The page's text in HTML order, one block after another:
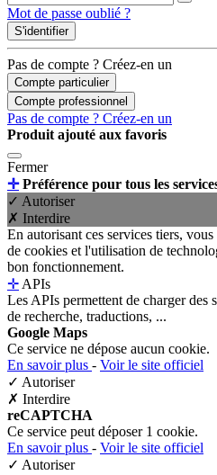
Mot de passe oublié ?
S'identifier
Pas de compte ? Créez-en un
Compte particulier
Compte professionnel
Pas de compte ? Créez-en un
Produit ajouté aux favoris
Fermer
✛Préférence pour tous les
✓ Autoriser
✗ Interdire
En autorisant ces services tiers,
de cookies et l'utilisation de
bon fonctionnement.
✛APIs
Les APIs permettent de charger des
de recherche, traductions, ...
Google Maps
Ce service ne dépose aucun cookie.
En savoir plus - Voir le site officiel
✓ Autoriser
✗ Interdire
reCAPTCHA
Ce service peut déposer 1 cookie.
En savoir plus - Voir le site officiel
✓ Autoriser